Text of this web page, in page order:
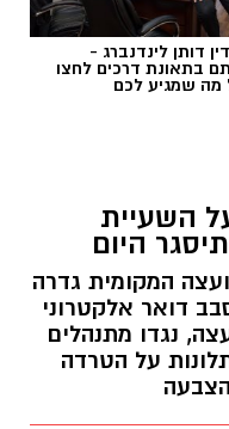
דותן לינדנברג -
בתאונת דרכים לחצו
מה שמגיע לכם
השעיית
היום
המקומית גדרה
דואר אלקטרוני
נגדו מתנהלים
על הטרדה